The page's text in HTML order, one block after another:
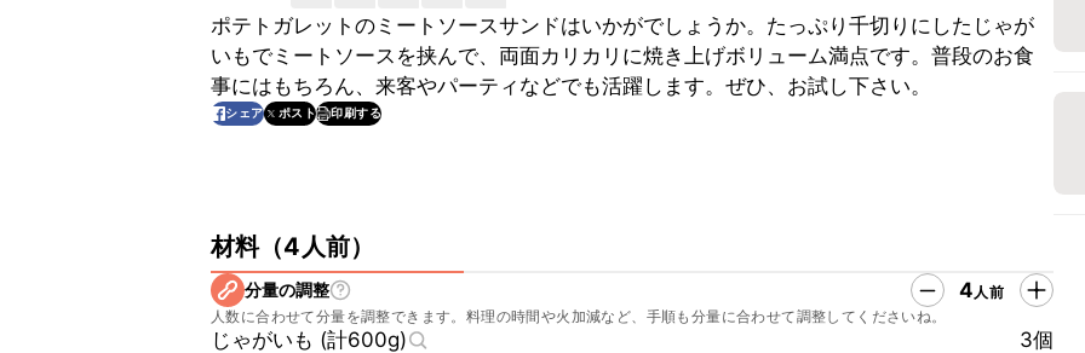
ポテトガレットのミートソースサンドはいかがでしょうか。たっぷり千切りにしたじゃが
いもでミートソースを挟んで、両面カリカリに焼き上げボリューム満点です。普段のお食
事にはもちろん、来客やパーティなどでも活躍します。ぜひ、お試し下さい。
シェア ポスト 印刷する
材料（4人前）
分量の調整 4人前
人数に合わせて分量を調整できます。料理の時間や火加減など、手順も分量に合わせて調整してくださいね。
じゃがいも (計600g)
3個